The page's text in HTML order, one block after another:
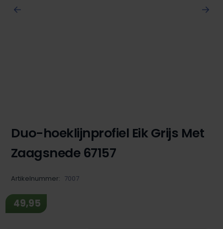
Duo-hoeklijnprofiel Eik Grijs Met
Zaagsnede 67157
Artikelnummer: 7007
49,95